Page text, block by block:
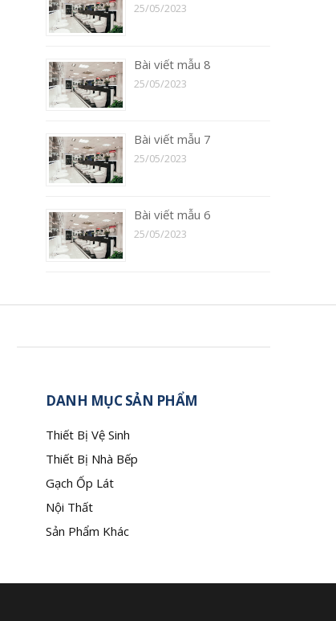
25/05/2023
Bài viết mẫu 8
25/05/2023
Bài viết mẫu 7
25/05/2023
Bài viết mẫu 6
25/05/2023
DANH MỤC SẢN PHẨM
Thiết Bị Vệ Sinh
Thiết Bị Nhà Bếp
Gạch Ốp Lát
Nội Thất
Sản Phẩm Khác